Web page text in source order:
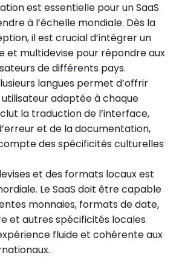
est essentielle pour un SaaS
à l’échelle mondiale. Dès la
il est crucial d’intégrer un
et multidevise pour répondre aux
de différents pays.
langues permet d’offrir
adaptée à chaque
la traduction de l’interface,
et de la documentation,
des spécificités culturelles
et des formats locaux est
Le SaaS doit être capable
monnaies, formats de date,
et autres spécificités locales
fluide et cohérente aux